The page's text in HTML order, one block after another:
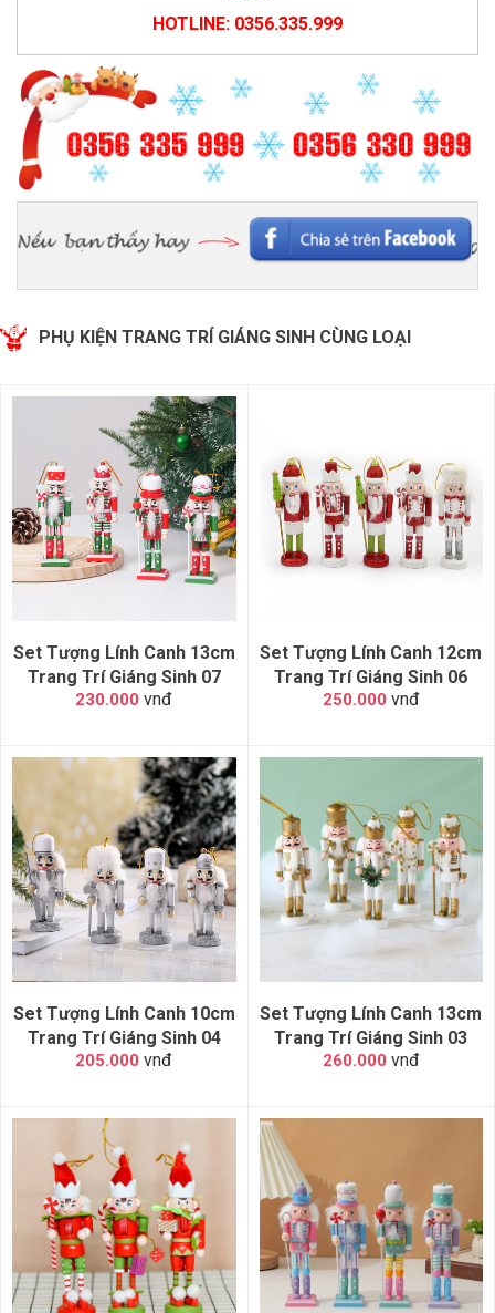
HOTLINE: 0356.335.999
PHỤ KIỆN TRANG TRÍ GIÁNG SINH CÙNG LOẠI
Set Tượng Lính Canh 13cm
Trang Trí Giáng Sinh 07
230.000 vnđ
Set Tượng Lính Canh 12cm
Trang Trí Giáng Sinh 06
250.000 vnđ
Set Tượng Lính Canh 10cm
Trang Trí Giáng Sinh 04
205.000 vnđ
Set Tượng Lính Canh 13cm
Trang Trí Giáng Sinh 03
260.000 vnđ